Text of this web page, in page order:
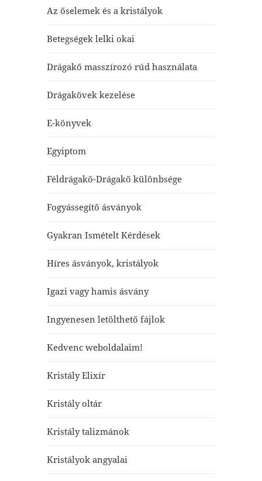
Az őselemek és a kristályok
Betegségek lelki okai
Drágakő masszírozó rúd használata
Drágakövek kezelése
E-könyvek
Egyiptom
Féldrágakő-Drágakő különbsége
Fogyássegítő ásványok
Gyakran Ismételt Kérdések
Híres ásványok, kristályok
Igazi vagy hamis ásvány
Ingyenesen letölthető fájlok
Kedvenc weboldalaim!
Kristály Elixír
Kristály oltár
Kristály talizmánok
Kristályok angyalai